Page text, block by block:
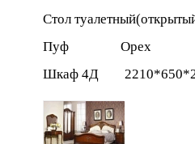
Стол
Пуф Орех
Шкаф 4Д